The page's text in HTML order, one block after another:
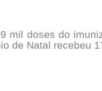
mil doses do
de Natal recebeu